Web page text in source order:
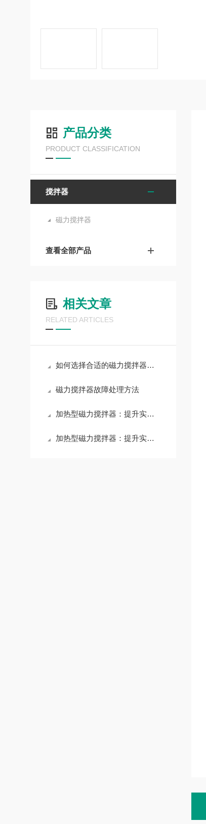
产品分类
PRODUCT CLASSIFICATION
搅拌器
磁力搅拌器
查看全部产品
相关文章
RELATED ARTICLES
如何选择合适的磁力搅拌器转子
​磁力搅拌器故障处理方法
加热型磁力搅拌器：提升实验效率的得力助手
加热型磁力搅拌器：提升实验效率的理想选择。